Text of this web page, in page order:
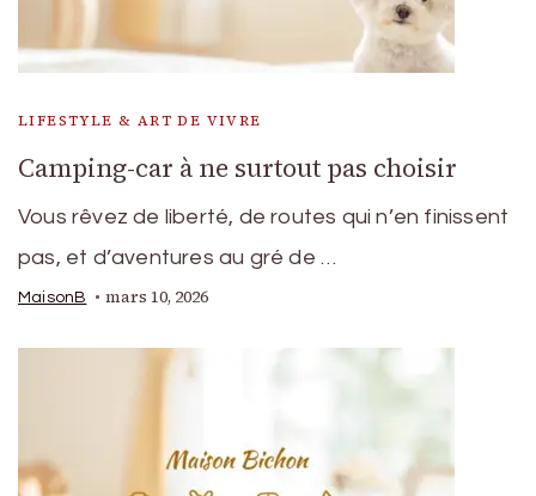
LIFESTYLE & ART DE VIVRE
Camping-car à ne surtout pas choisir
Vous rêvez de liberté, de routes qui n’en finissent
pas, et d’aventures au gré de …
MaisonB mars 10, 2026